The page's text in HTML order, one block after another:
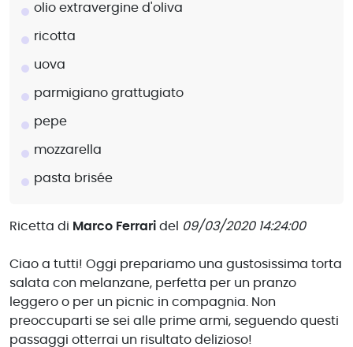
Ricetta di Marco Ferrari del 09/03/2020 14:24:00
Ciao a tutti! Oggi prepariamo una gustosissima torta
salata con melanzane, perfetta per un pranzo
leggero o per un picnic in compagnia. Non
preoccuparti se sei alle prime armi, seguendo questi
passaggi otterrai un risultato delizioso!
olio extravergine d'oliva
ricotta
uova
parmigiano grattugiato
pepe
mozzarella
pasta brisée